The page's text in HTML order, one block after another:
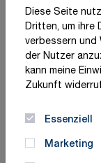
Diese Seite
Dritten, um ihre
verbessern und
der Nutzer
kann meine
Zukunft
Essenziell
Marketing